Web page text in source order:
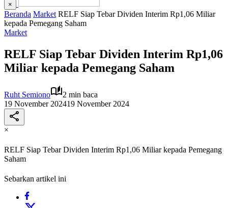
×
Beranda Market RELF Siap Tebar Dividen Interim Rp1,06 Miliar
kepada Pemegang Saham
Market
RELF Siap Tebar Dividen Interim Rp1,06
Miliar kepada Pemegang Saham
Ruht Semiono
2 min baca
19 November 202419 November 2024
×
RELF Siap Tebar Dividen Interim Rp1,06 Miliar kepada Pemegang
Saham
Sebarkan artikel ini